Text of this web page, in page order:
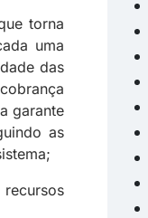
torna
uma
das
garante
as